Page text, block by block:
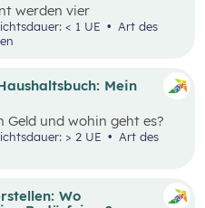
werden vier
Kompetenzbereich
mit Energie und
< 1 UE
Wo
Mein
und wohin geht es?
und wofür brauche
vieler Mensch präsent
Thema Geld herangeführt
> 2 UE
Art des